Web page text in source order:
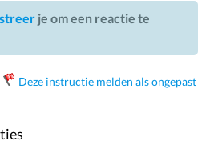
je om een reactie te
Deze instructie melden als ongepast